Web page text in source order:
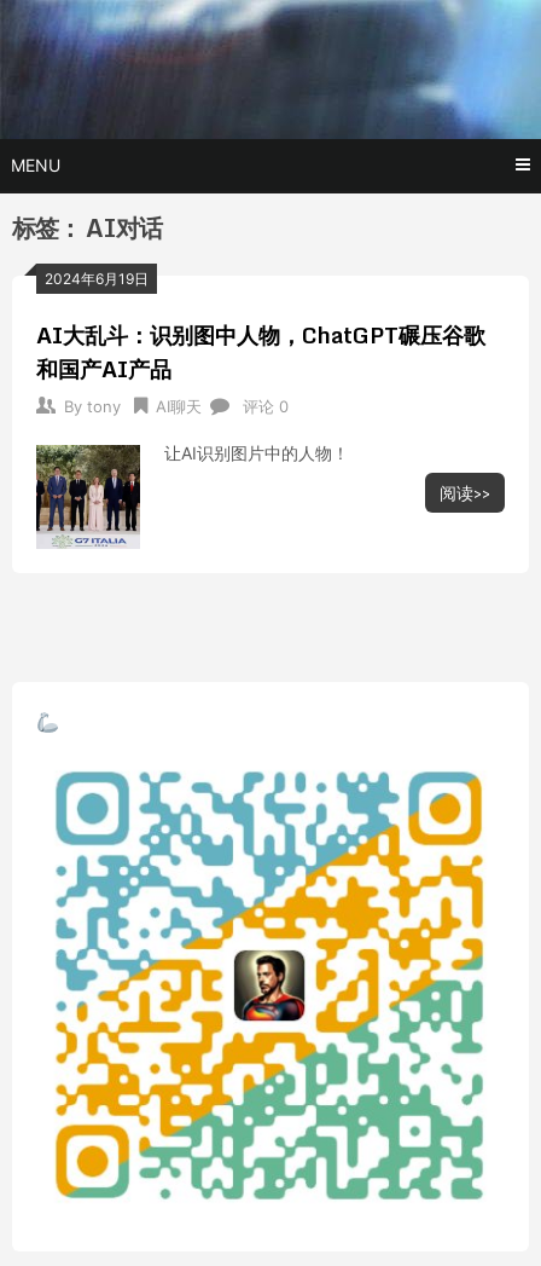
托尼不是
塔克
玩转AI黑科技,AI换脸，AI绘画，AI聊天….
MENU
标签： AI对话
2024年6月19日
AI大乱斗：识别图中人物，ChatGPT碾压谷歌
和国产AI产品
By tony AI聊天 评论 0
让AI识别图片中的人物！
阅读>>